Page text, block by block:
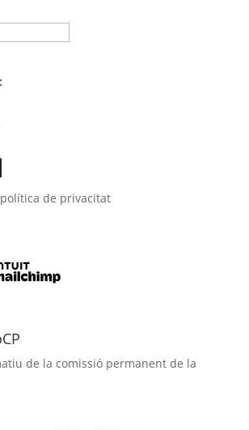
de privacitat
de la comissió permanent de la